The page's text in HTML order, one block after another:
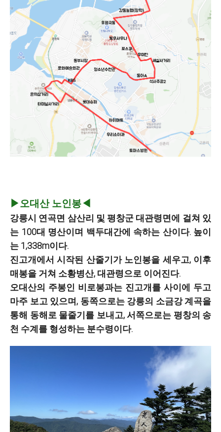
▶오대산 노인봉◀
강릉시 연곡면 삼산리 및 평창군 대관령면에 걸쳐 있
는 100대 명산이며 백두대간에 속하는 산이다. 높이
는 1,338m이다.
진고개에서 시작된 산줄기가 노인봉을 세우고, 이후
매봉을 거쳐 소황병산, 대관령으로 이어진다.
오대산의 주봉인 비로봉과는 진고개를 사이에 두고
마주 보고 있으며, 동쪽으로는 강릉의 소금강 계곡을
통해 동해로 물줄기를 보내고, 서쪽으로는 평창의 송
천 수계를 형성하는 분수령이다.